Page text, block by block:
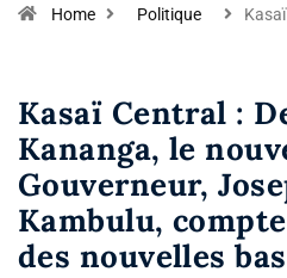
Home Politique
Kasaï Central :
Kananga, le
Gouverneur,
Kambulu,
des nouvelles